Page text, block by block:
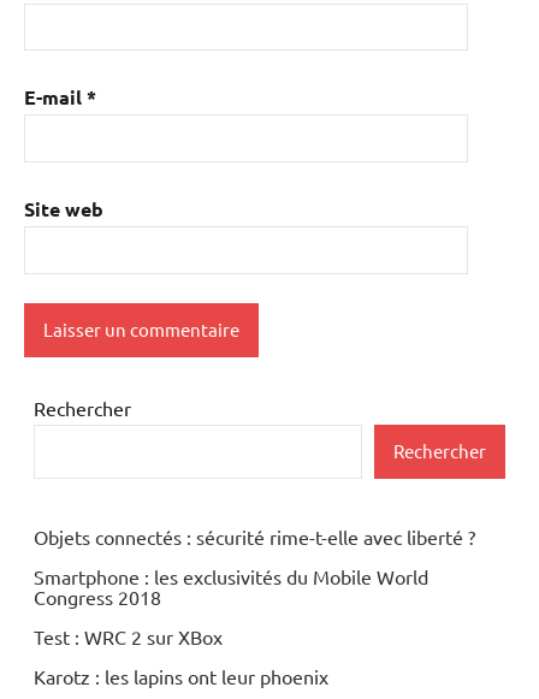
E-mail*
Site web
Rechercher
Rechercher
Objets connectés : sécurité rime-t-elle avec liberté ?
Smartphone : les exclusivités du Mobile World
Congress 2018
Test : WRC 2 sur XBox
Karotz : les lapins ont leur phoenix